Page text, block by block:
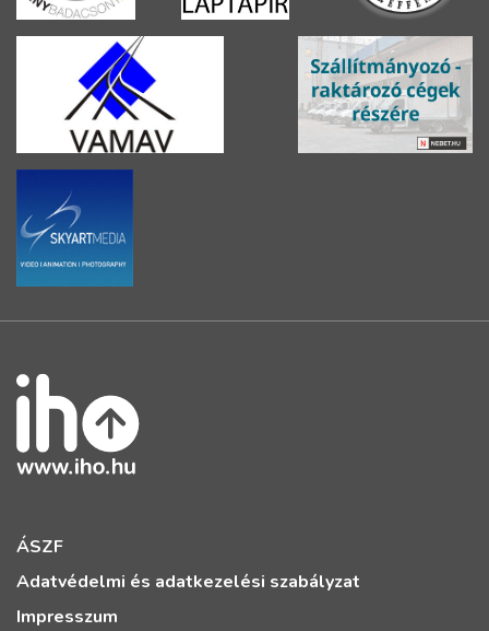
ÁSZF
Adatvédelmi és adatkezelési szabályzat
Impresszum